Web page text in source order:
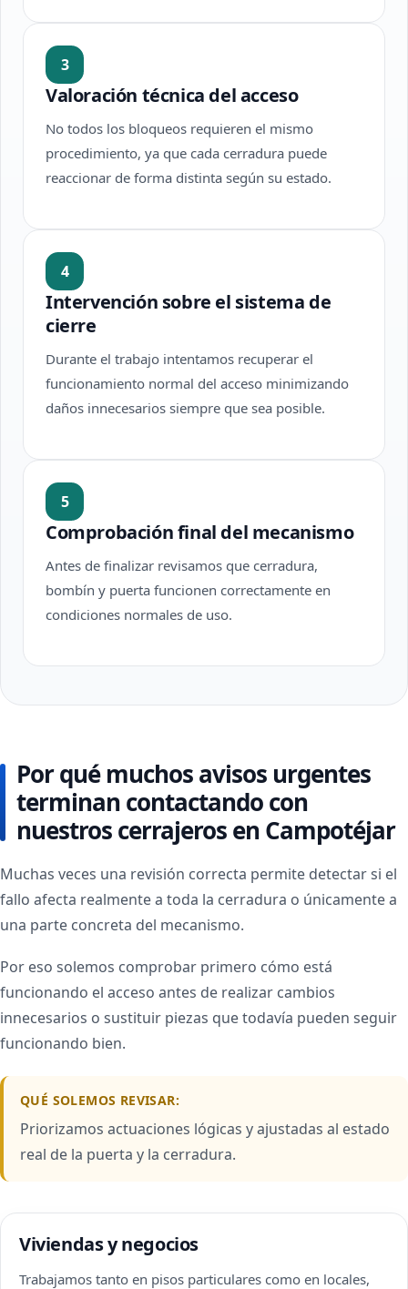
3
Valoración técnica del acceso
No todos los bloqueos requieren el mismo
procedimiento, ya que cada cerradura puede
reaccionar de forma distinta según su estado.
4
Intervención sobre el sistema de
cierre
Durante el trabajo intentamos recuperar el
funcionamiento normal del acceso minimizando
daños innecesarios siempre que sea posible.
5
Comprobación final del mecanismo
Antes de finalizar revisamos que cerradura,
bombín y puerta funcionen correctamente en
condiciones normales de uso.
Por qué muchos avisos urgentes
terminan contactando con
nuestros cerrajeros en Campotéjar
Muchas veces una revisión correcta permite detectar si el
fallo afecta realmente a toda la cerradura o únicamente a
una parte concreta del mecanismo.
Por eso solemos comprobar primero cómo está
funcionando el acceso antes de realizar cambios
innecesarios o sustituir piezas que todavía pueden seguir
funcionando bien.
QUÉ SOLEMOS REVISAR:
Priorizamos actuaciones lógicas y ajustadas al estado
real de la puerta y la cerradura.
Viviendas y negocios
Trabajamos tanto en pisos particulares como en locales,